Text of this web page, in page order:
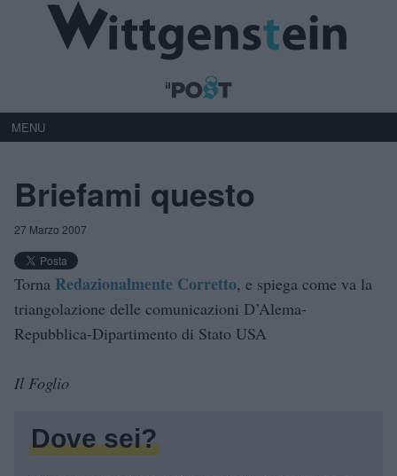
MENU
Briefami questo
27 Marzo 2007
Torna Redazionalmente Corretto, e spiega come va la
triangolazione delle comunicazioni D’Alema-
Repubblica-Dipartimento di Stato USA
Il Foglio
Dove sei?